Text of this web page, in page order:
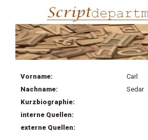
Vorname:
Carl
Nachname:
Sedar
Kurzbiographie:
interne Quellen:
externe Quellen: